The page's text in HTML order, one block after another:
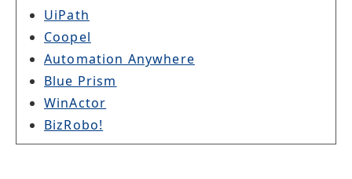
UiPath
Coopel
Automation Anywhere
Blue Prism
WinActor
BizRobo!